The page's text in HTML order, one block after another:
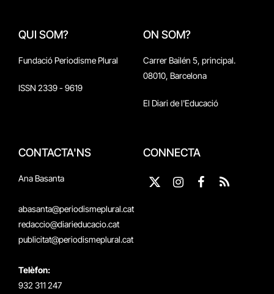
QUI SOM?
Fundació Periodisme Plural
ISSN 2339 - 9619
ON SOM?
Carrer Bailén 5, principal.
08010, Barcelona
El Diari de l'Educació
CONTACTA'NS
Ana Basanta
abasanta@periodismeplural.cat
redaccio@diarieducacio.cat
publicitat@periodismeplural.cat
Telèfon:
932 311 247
CONNECTA
X
Instagram
Facebook
RSS